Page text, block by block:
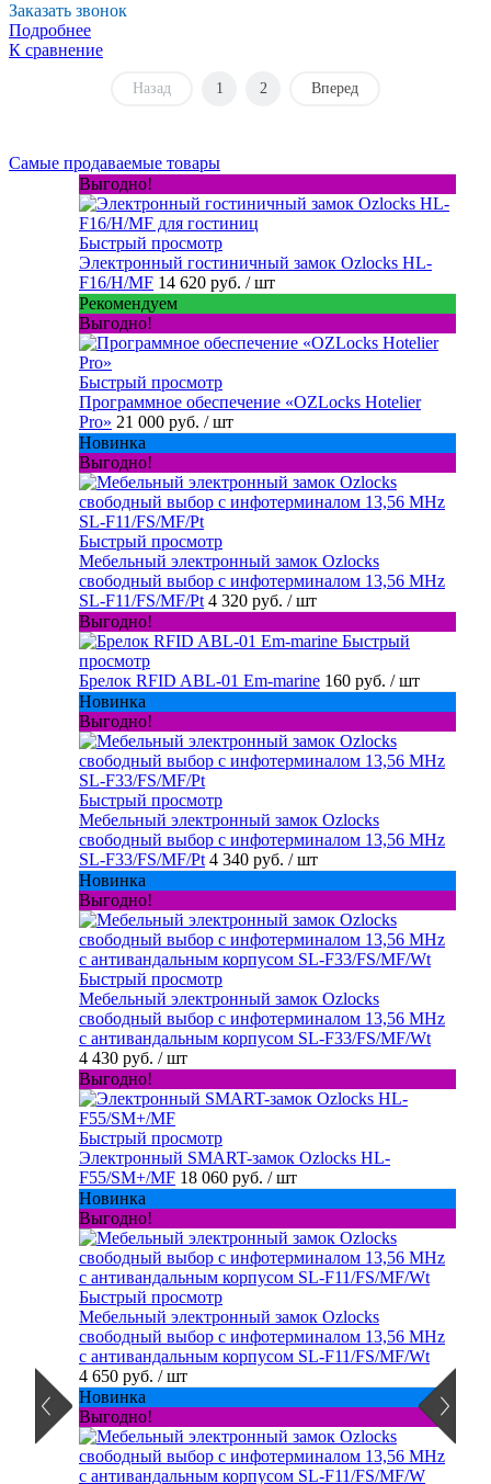
Заказать звонок
Подробнее
К сравнение
Назад 1 2 Вперед
Самые продаваемые товары
Выгодно!
Быстрый просмотр
Электронный гостиничный замок Ozlocks HL-
F16/H/MF 14 620 руб. / шт
Рекомендуем
Выгодно!
Быстрый просмотр
Программное обеспечение «OZLocks Hotelier
Pro» 21 000 руб. / шт
Новинка
Выгодно!
Быстрый просмотр
Мебельный электронный замок Ozlocks
свободный выбор с инфотерминалом 13,56 MHz
SL-F11/FS/MF/Pt 4 320 руб. / шт
Выгодно!
Быстрый
просмотр
Брелок RFID ABL-01 Em-marine 160 руб. / шт
Новинка
Выгодно!
Быстрый просмотр
Мебельный электронный замок Ozlocks
свободный выбор с инфотерминалом 13,56 MHz
SL-F33/FS/MF/Pt 4 340 руб. / шт
Новинка
Выгодно!
Быстрый просмотр
Мебельный электронный замок Ozlocks
свободный выбор с инфотерминалом 13,56 MHz
с антивандальным корпусом SL-F33/FS/MF/Wt
4 430 руб. / шт
Выгодно!
Быстрый просмотр
Электронный SMART-замок Ozlocks HL-
F55/SM+/MF 18 060 руб. / шт
Новинка
Выгодно!
Быстрый просмотр
Мебельный электронный замок Ozlocks
свободный выбор с инфотерминалом 13,56 MHz
с антивандальным корпусом SL-F11/FS/MF/Wt
4 650 руб. / шт
Новинка
Выгодно!